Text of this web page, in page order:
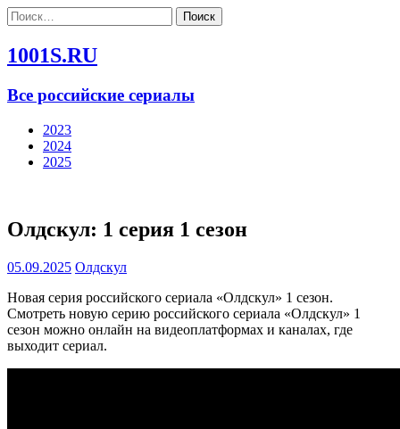
Найти:
1001S.RU
Все российские сериалы
2023
2024
2025
Олдскул: 1 серия 1 сезон
05.09.2025 Олдскул
Новая серия российского сериала «Олдскул» 1 сезон.
Смотреть новую серию российского сериала «Олдскул» 1
сезон можно онлайн на видеоплатформах и каналах, где
выходит сериал.